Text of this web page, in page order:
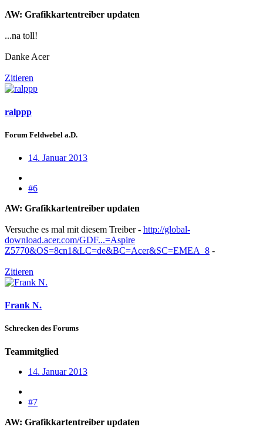
AW: Grafikkartentreiber updaten
...na toll!
Danke Acer
Zitieren
ralppp
Forum Feldwebel a.D.
14. Januar 2013
#6
AW: Grafikkartentreiber updaten
Versuche es mal mit diesem Treiber - http://global-
download.acer.com/GDF...=Aspire
Z5770&OS=8cn1&LC=de&BC=Acer&SC=EMEA_8 -
Zitieren
Frank N.
Schrecken des Forums
Teammitglied
14. Januar 2013
#7
AW: Grafikkartentreiber updaten